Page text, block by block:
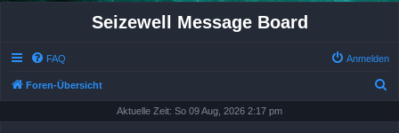
Seizewell Message Board
FAQ Anmelden
Foren-Übersicht
Aktuelle Zeit: So 09 Aug, 2026 2:17 pm